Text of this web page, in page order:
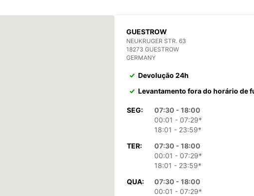
GUESTROW
NEUKRUGER STR. 63
18273 GUESTROW
GERMANY
Devolução 24h
Levantamento fora do horário de
SEG:
07:30 - 18:00
00:01 - 07:29*
18:01 - 23:59*
TER:
07:30 - 18:00
00:01 - 07:29*
18:01 - 23:59*
QUA:
07:30 - 18:00
00:01 - 07:29*